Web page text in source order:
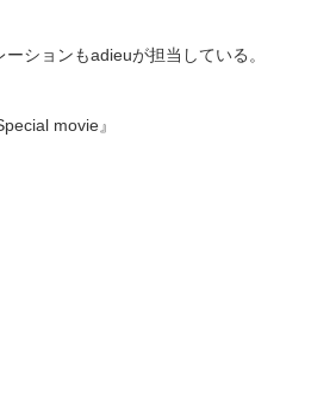
ションもadieuが担当している。
movie』